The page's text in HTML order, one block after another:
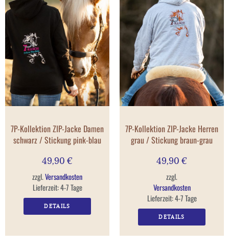
7P-Kollektion ZIP-Jacke Damen
schwarz / Stickung pink-blau
49,90 €
zzgl.Versandkosten
Lieferzeit:4-7 Tage
DETAILS
7P-Kollektion ZIP-Jacke Herren
grau / Stickung braun-grau
49,90 €
zzgl.
Versandkosten
Lieferzeit:4-7 Tage
DETAILS